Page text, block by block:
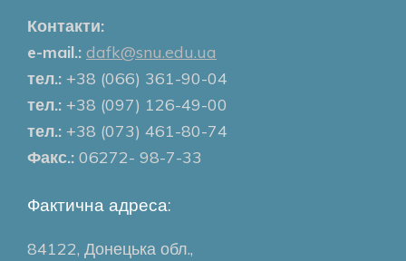
Контакти:
e-mail.: dafk@snu.edu.ua
тел.: +38 (066) 361-90-04
тел.: +38 (097) 126-49-00
тел.: +38 (073) 461-80-74
Факс.: 06272- 98-7-33
Фактична адреса:
84122, Донецька обл.,